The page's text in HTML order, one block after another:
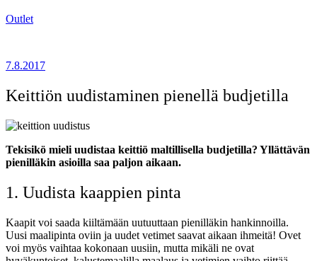
Outlet
7.8.2017
Keittiön uudistaminen pienellä budjetilla
Tekisikö mieli uudistaa keittiö maltillisella budjetilla? Yllättävän
pienilläkin asioilla saa paljon aikaan.
1. Uudista kaappien pinta
Kaapit voi saada kiiltämään uutuuttaan pienilläkin hankinnoilla.
Uusi maalipinta oviin ja uudet vetimet saavat aikaan ihmeitä! Ovet
voi myös vaihtaa kokonaan uusiin, mutta mikäli ne ovat